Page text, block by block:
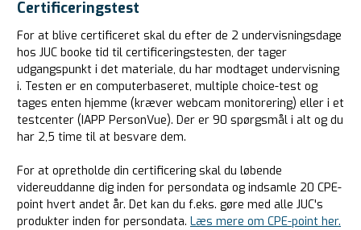
Certificeringstest
For at blive certificeret skal du efter de 2 undervisningsdage
hos JUC booke tid til certificeringstesten, der tager
udgangspunkt i det materiale, du har modtaget undervisning
i. Testen er en computerbaseret, multiple choice-test og
tages enten hjemme (kræver webcam monitorering) eller i et
testcenter (IAPP PersonVue). Der er 90 spørgsmål i alt og du
har 2,5 time til at besvare dem.
For at opretholde din certificering skal du løbende
videreuddanne dig inden for persondata og indsamle 20 CPE-
point hvert andet år. Det kan du f.eks. gøre med alle JUC's
produkter inden for persondata. Læs mere om CPE-point her.